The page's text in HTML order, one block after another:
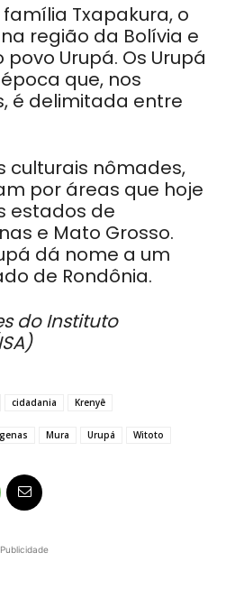
Txapakura, o
região da Bolívia e
Urupá. Os Urupá
que, nos
é delimitada entre
culturais nômades,
por áreas que hoje
estados de
e Mato Grosso.
dá nome a um
de Rondônia.
do Instituto
cidadania Krenyê
Mura Urupá Witoto
Publicidade